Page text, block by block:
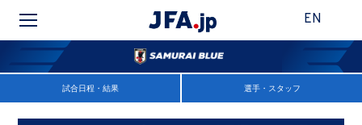
EN
試合日程・結果 選手・スタッフ